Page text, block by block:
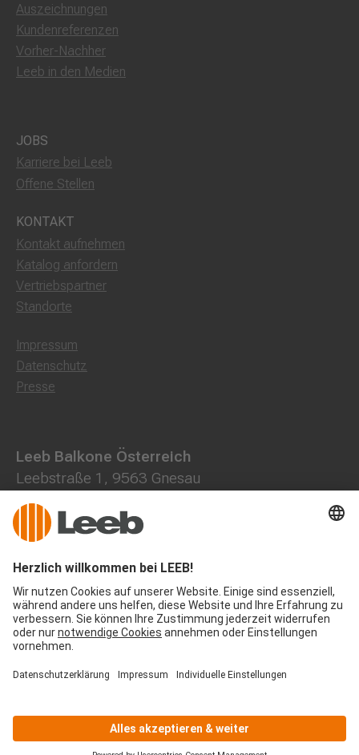
Auszeichnungen
Kundenreferenzen
Vorher-Nachher
Leeb in den Medien
JOBS
Karriere bei Leeb
Offene Stellen
KONTAKT
Kontakt aufnehmen
Katalog anfordern
Vertriebspartner
Standorte
Impressum
Datenschutz
Presse
Leeb Balkone Österreich
Leebstraße 1, 9563 Gnesau
0800 202013
+43 4278 7000
office@leeb-balkone.com